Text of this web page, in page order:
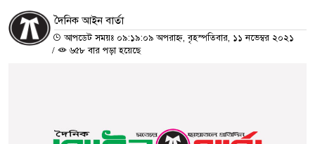
দৈনিক আইন বার্তা
আপডেট সময়ঃ ০৯:১৯:০৯ অপরাহ্ন, বৃহস্পতিবার, ১১ নভেম্বর ২০২১
/
৬৫৮ বার পড়া হয়েছে